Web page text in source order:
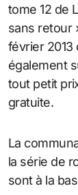
tome 12 de
sans retour
février 2013
également
tout petit
gratuite.
La
la série de
sont à la